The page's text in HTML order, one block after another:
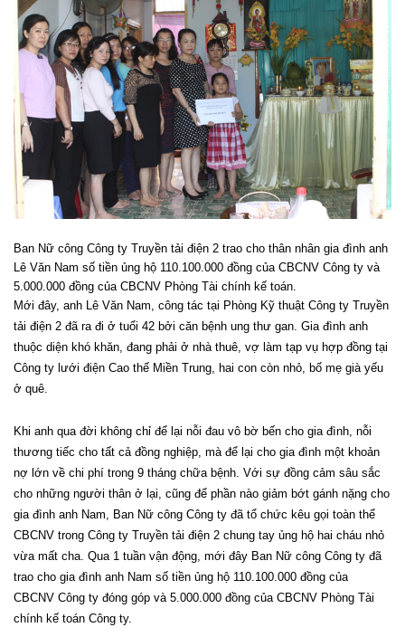
Ban Nữ công Công ty Truyền tải điện 2 trao cho thân nhân gia đình anh
Lê Văn Nam số tiền ủng hộ 110.100.000 đồng của CBCNV Công ty và
5.000.000 đồng của CBCNV Phòng Tài chính kế toán.
Mới đây, anh Lê Văn Nam, công tác tại Phòng Kỹ thuật Công ty Truyền
tải điện 2 đã ra đi ở tuổi 42 bởi căn bệnh ung thư gan. Gia đình anh
thuộc diện khó khăn, đang phải ở nhà thuê, vợ làm tạp vụ hợp đồng tại
Công ty lưới điện Cao thế Miền Trung, hai con còn nhỏ, bố mẹ già yếu
ở quê.
Khi anh qua đời không chỉ để lại nỗi đau vô bờ bến cho gia đình, nỗi
thương tiếc cho tất cả đồng nghiệp, mà để lại cho gia đình một khoản
nợ lớn về chi phí trong 9 tháng chữa bệnh. Với sự đồng cảm sâu sắc
cho những người thân ở lại, cũng để phần nào giảm bớt gánh nặng cho
gia đình anh Nam, Ban Nữ công Công ty đã tổ chức kêu gọi toàn thể
CBCNV trong Công ty Truyền tải điện 2 chung tay ủng hộ hai cháu nhỏ
vừa mất cha. Qua 1 tuần vận động, mới đây Ban Nữ công Công ty đã
trao cho gia đình anh Nam số tiền ủng hộ 110.100.000 đồng của
CBCNV Công ty đóng góp và 5.000.000 đồng của CBCNV Phòng Tài
chính kế toán Công ty.